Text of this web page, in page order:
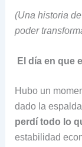
(Una historia
poder
El día en que
Hubo un
dado la
perdí todo lo
estabilidad